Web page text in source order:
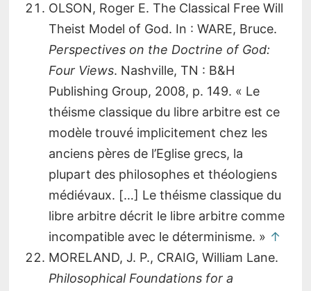
OLSON, Roger E. The Classical Free Will
Theist Model of God. In : WARE, Bruce.
Perspectives on the Doctrine of God:
Four Views. Nashville, TN : B&H
Publishing Group, 2008, p. 149. « Le
théisme classique du libre arbitre est ce
modèle trouvé implicitement chez les
anciens pères de l’Eglise grecs, la
plupart des philosophes et théologiens
médiévaux. […] Le théisme classique du
libre arbitre décrit le libre arbitre comme
incompatible avec le déterminisme. » ↑
MORELAND, J. P., CRAIG, William Lane.
Philosophical Foundations for a